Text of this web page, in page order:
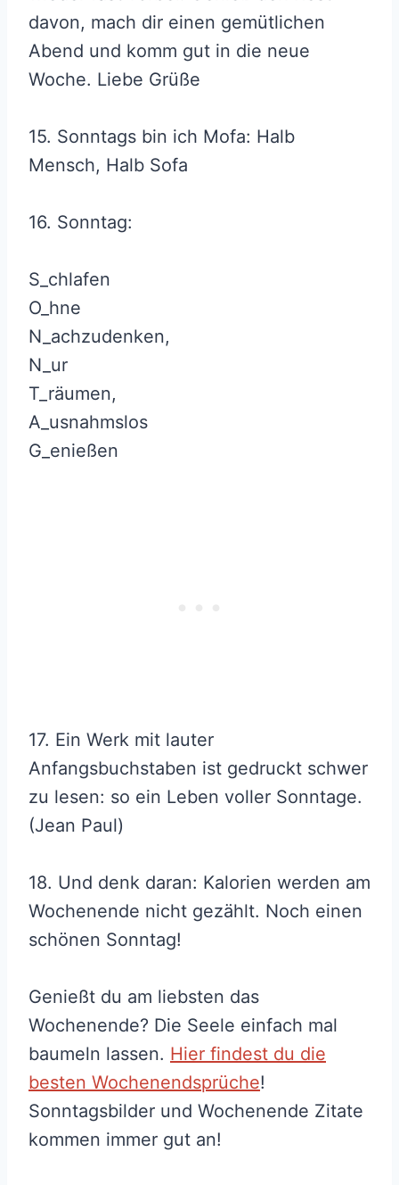
davon, mach dir einen gemütlichen
Abend und komm gut in die neue
Woche. Liebe Grüße
15. Sonntags bin ich Mofa: Halb
Mensch, Halb Sofa
16. Sonntag:
S_chlafen
O_hne
N_achzudenken,
N_ur
T_räumen,
A_usnahmslos
G_enießen
17. Ein Werk mit lauter
Anfangsbuchstaben ist gedruckt schwer
zu lesen: so ein Leben voller Sonntage.
(Jean Paul)
18. Und denk daran: Kalorien werden am
Wochenende nicht gezählt. Noch einen
schönen Sonntag!
Genießt du am liebsten das
Wochenende? Die Seele einfach mal
baumeln lassen. Hier findest du die
besten Wochenendsprüche!
Sonntagsbilder und Wochenende Zitate
kommen immer gut an!